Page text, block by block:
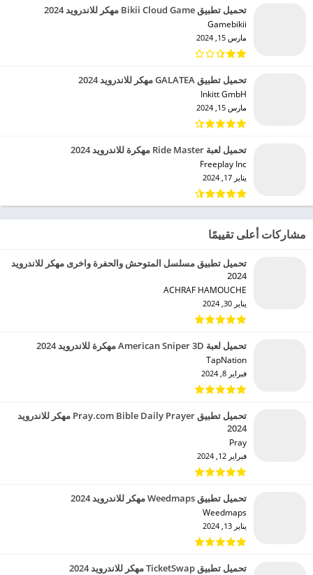
تحميل تطبيق Bikii Cloud Game مهكر للاندرويد 2024
Gamebikii‏
مارس 15, 2024
تحميل تطبيق GALATEA مهكر للاندرويد 2024
Inkitt GmbH‏
مارس 15, 2024
تحميل لعبة Ride Master مهكرة للاندرويد 2024
Freeplay Inc‏
يناير 17, 2024
مشاركات أعلى تقييمًا
تحميل تطبيق مسلسل المتوحش والحفرة واخرى مهكر للاندرويد
2024
ACHRAF HAMOUCHE‏
يناير 30, 2024
تحميل لعبة American Sniper 3D مهكرة للاندرويد 2024
TapNation‏
فبراير 8, 2024
تحميل تطبيق Pray.com Bible Daily Prayer مهكر للاندرويد
2024
Pray‏
فبراير 12, 2024
تحميل تطبيق Weedmaps مهكر للاندرويد 2024
Weedmaps‏
يناير 13, 2024
تحميل تطبيق TicketSwap مهكر للاندرويد 2024